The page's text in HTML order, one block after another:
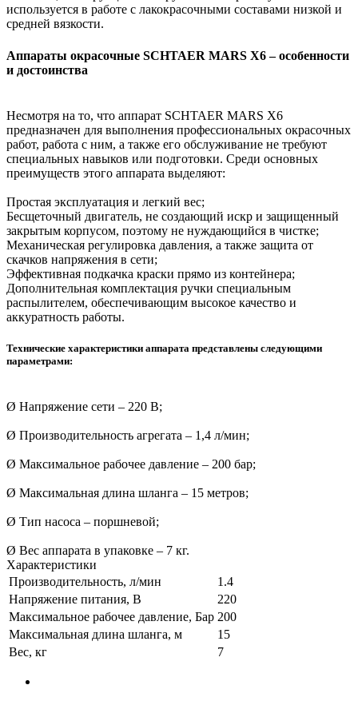
используется в работе с лакокрасочными составами низкой и
средней вязкости.
Аппараты окрасочные SCHTAER MARS X6 – особенности
и достоинства
Несмотря на то, что аппарат SCHTAER MARS X6
предназначен для выполнения профессиональных окрасочных
работ, работа с ним, а также его обслуживание не требуют
специальных навыков или подготовки. Среди основных
преимуществ этого аппарата выделяют:
Простая эксплуатация и легкий вес;
Бесщеточный двигатель, не создающий искр и защищенный
закрытым корпусом, поэтому не нуждающийся в чистке;
Механическая регулировка давления, а также защита от
скачков напряжения в сети;
Эффективная подкачка краски прямо из контейнера;
Дополнительная комплектация ручки специальным
распылителем, обеспечивающим высокое качество и
аккуратность работы.
Технические характеристики аппарата представлены следующими
параметрами:
Ø Напряжение сети – 220 В;
Ø Производительность агрегата – 1,4 л/мин;
Ø Максимальное рабочее давление – 200 бар;
Ø Максимальная длина шланга – 15 метров;
Ø Тип насоса – поршневой;
Ø Вес аппарата в упаковке – 7 кг.
Характеристики
Производительность, л/мин
1.4
Напряжение питания, В
220
Максимальное рабочее давление, Бар 200
Максимальная длина шланга, м
15
Вес, кг
7